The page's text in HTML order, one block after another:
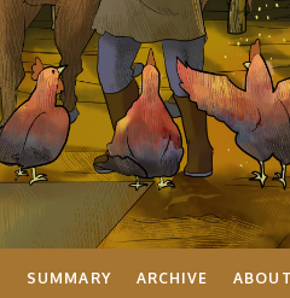
SUMMARY ARCHIVE